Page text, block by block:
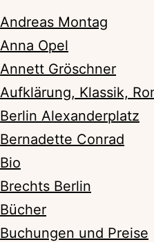
Andreas Montag
Anna Opel
Annett Gröschner
Aufklärung, Klassik,
Berlin Alexanderplatz
Bernadette Conrad
Bio
Brechts Berlin
Bücher
Buchungen und Preise